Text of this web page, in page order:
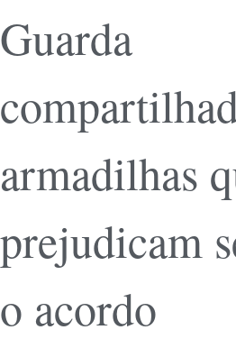
Guarda
armadilhas
prejudicam
o acordo